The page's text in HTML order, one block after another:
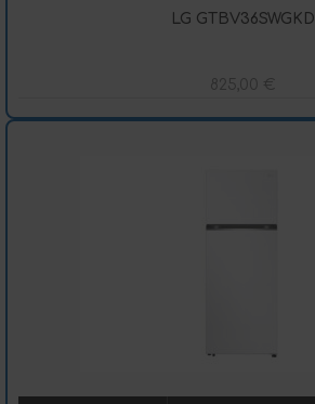
LG GTBV36SWGKD
825,00 €